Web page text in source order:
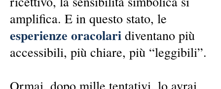
amplifica. E in questo stato, le
esperienze oracolari diventano più
accessibili, più chiare, più “leggibili”.
Ormai, dopo mille tentativi, lo avrai